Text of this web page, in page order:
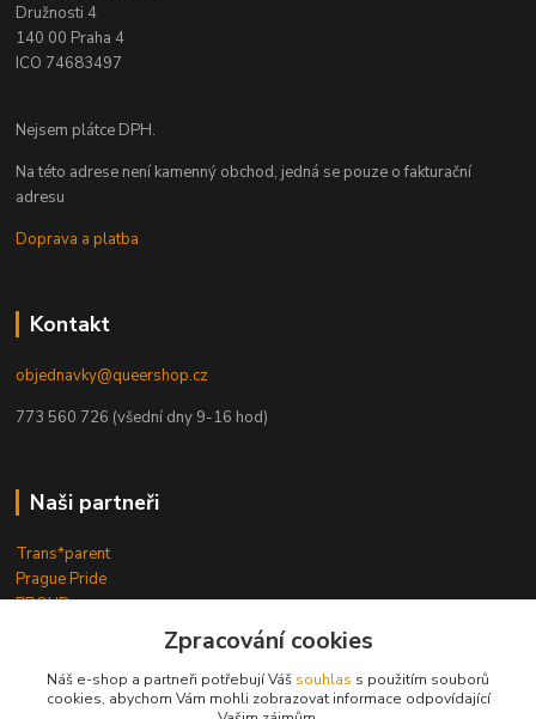
Družnosti 4
140 00 Praha 4
ICO 74683497
Nejsem plátce DPH.
Na této adrese není kamenný obchod, jedná se pouze o fakturační
adresu
Doprava a platba
Kontakt
objednavky@queershop.cz
773 560 726 (všední dny 9-16 hod)
Naši partneři
Trans*parent
Prague Pride
PROUD
Stud Brno
Mezipatra
Zpracování cookies
Náš e-shop a partneři potřebují Váš souhlas s použitím souborů
cookies, abychom Vám mohli zobrazovat informace odpovídající